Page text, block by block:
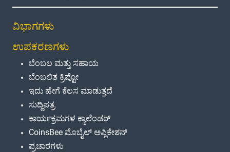
ವಿಭಾಗಗಳು
ಉಪಕರಣಗಳು
ಬೆಂಬಲ ಮತ್ತು ಸಹಾಯ
ಬೆಂಬಲಿತ ಕ್ರಿಪ್ಟೋ
ಇದು ಹೇಗೆ ಕೆಲಸ ಮಾಡುತ್ತದೆ
ಸುದ್ದಿಪತ್ರ
ಕಾರ್ಯಕ್ರಮಗಳ ಕ್ಯಾಲೆಂಡರ್
CoinsBee ಮೊಬೈಲ್ ಅಪ್ಲಿಕೇಶನ್
ಪ್ರಚಾರಗಳು